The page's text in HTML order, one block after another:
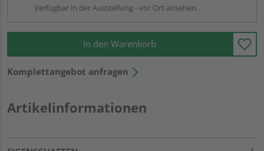
Verfügbar in der Ausstellung - vor Ort ansehen.
In den Warenkorb
Komplettangebot anfragen
Artikelinformationen